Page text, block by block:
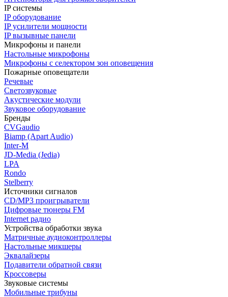
IP системы
IP оборудование
IP усилители мощности
IP вызывные панели
Микрофоны и панели
Настольные микрофоны
Микрофоны с селектором зон оповещения
Пожарные оповещатели
Речевые
Светозвуковые
Акустические модули
Звуковое оборудование
Бренды
CVGaudio
Biamp (Apart Audio)
Inter-M
JD-Media (Jedia)
LPA
Rondo
Stelberry
Источники сигналов
CD/MP3 проигрыватели
Цифровые тюнеры FM
Internet радио
Устройства обработки звука
Матричные аудиоконтроллеры
Настольные микшеры
Эквалайзеры
Подавители обратной связи
Кроссоверы
Звуковые системы
Мобильные трибуны